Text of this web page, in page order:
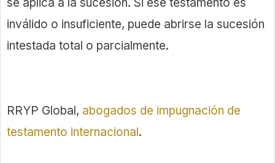
inválido o insuficiente, puede abrirse la sucesión
intestada total o parcialmente.
RRYP Global, abogados de impugnación de
testamento internacional.